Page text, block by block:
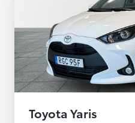
Toyota Yaris